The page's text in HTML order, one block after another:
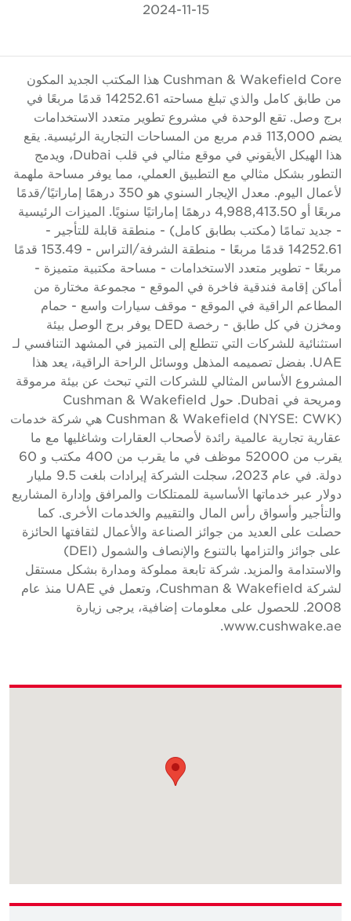
2024-11-15
Cushman & Wakefield Core هذا المكتب الجديد المكون
من طابق كامل والذي تبلغ مساحته 14252.61 قدمًا مربعًا في
برج وصل. تقع الوحدة في مشروع تطوير متعدد الاستخدامات
يضم 113,000 قدم مربع من المساحات التجارية الرئيسية. يقع
هذا الهيكل الأيقوني في موقع مثالي في قلب Dubai، ويدمج
التطور بشكل مثالي مع التطبيق العملي، مما يوفر مساحة ملهمة
لأعمال اليوم. معدل الإيجار السنوي هو 350 درهمًا إماراتيًا/قدمًا
مربعًا أو 4,988,413.50 درهمًا إماراتيًا سنويًا. الميزات الرئيسية
- جديد تمامًا (مكتب بطابق كامل) - منطقة قابلة للتأجير -
14252.61 قدمًا مربعًا - منطقة الشرفة/التراس - 153.49 قدمًا
مربعًا - تطوير متعدد الاستخدامات - مساحة مكتبية متميزة -
أماكن إقامة فندقية فاخرة في الموقع - مجموعة مختارة من
المطاعم الراقية في الموقع - موقف سيارات واسع - حمام
ومخزن في كل طابق - رخصة DED يوفر برج الوصل بيئة
استثنائية للشركات التي تتطلع إلى التميز في المشهد التنافسي لـ
UAE. بفضل تصميمه المذهل ووسائل الراحة الراقية، يعد هذا
المشروع الأساس المثالي للشركات التي تبحث عن بيئة مرموقة
ومريحة في Dubai. حول Cushman & Wakefield
Cushman & Wakefield (NYSE: CWK) هي شركة خدمات
عقارية تجارية عالمية رائدة لأصحاب العقارات وشاغليها مع ما
يقرب من 52000 موظف في ما يقرب من 400 مكتب و 60
دولة. في عام 2023، سجلت الشركة إيرادات بلغت 9.5 مليار
دولار عبر خدماتها الأساسية للممتلكات والمرافق وإدارة المشاريع
والتأجير وأسواق رأس المال والتقييم والخدمات الأخرى. كما
حصلت على العديد من جوائز الصناعة والأعمال لثقافتها الحائزة
على جوائز والتزامها بالتنوع والإنصاف والشمول (DEI)
والاستدامة والمزيد. شركة تابعة مملوكة ومدارة بشكل مستقل
لشركة Cushman & Wakefield، وتعمل في UAE منذ عام
2008. للحصول على معلومات إضافية، يرجى زيارة
www.cushwake.ae.